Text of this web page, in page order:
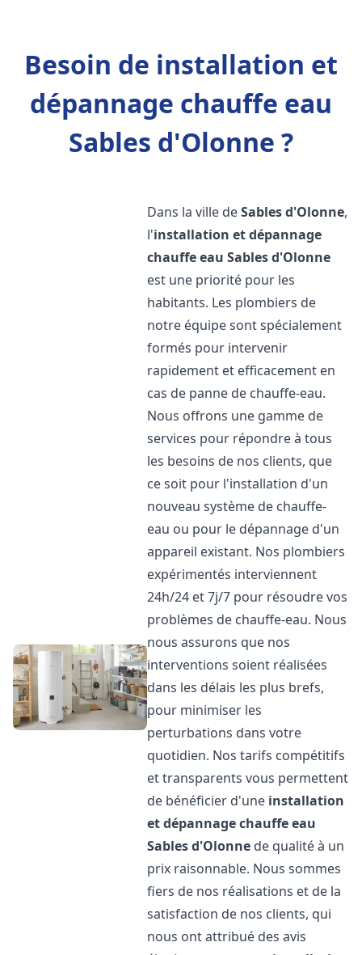
Besoin de installation et
dépannage chauffe eau
Sables d'Olonne ?
Dans la ville deSables d'Olonne,
l'installation et dépannage
chauffe eau Sables d'Olonne
est une priorité pour les
habitants. Les plombiers de
notre équipe sont spécialement
formés pour intervenir
rapidement et efficacement en
cas de panne de chauffe-eau.
Nous offrons une gamme de
services pour répondre à tous
les besoins de nos clients, que
ce soit pour l'installation d'un
nouveau système de chauffe-
eau ou pour le dépannage d'un
appareil existant. Nos plombiers
expérimentés interviennent
24h/24 et 7j/7 pour résoudre vos
problèmes de chauffe-eau. Nous
nous assurons que nos
interventions soient réalisées
dans les délais les plus brefs,
pour minimiser les
perturbations dans votre
quotidien. Nos tarifs compétitifs
et transparents vous permettent
de bénéficier d'une installation
et dépannage chauffe eau
Sables d'Olonne de qualité à un
prix raisonnable. Nous sommes
fiers de nos réalisations et de la
satisfaction de nos clients, qui
nous ont attribué des avis